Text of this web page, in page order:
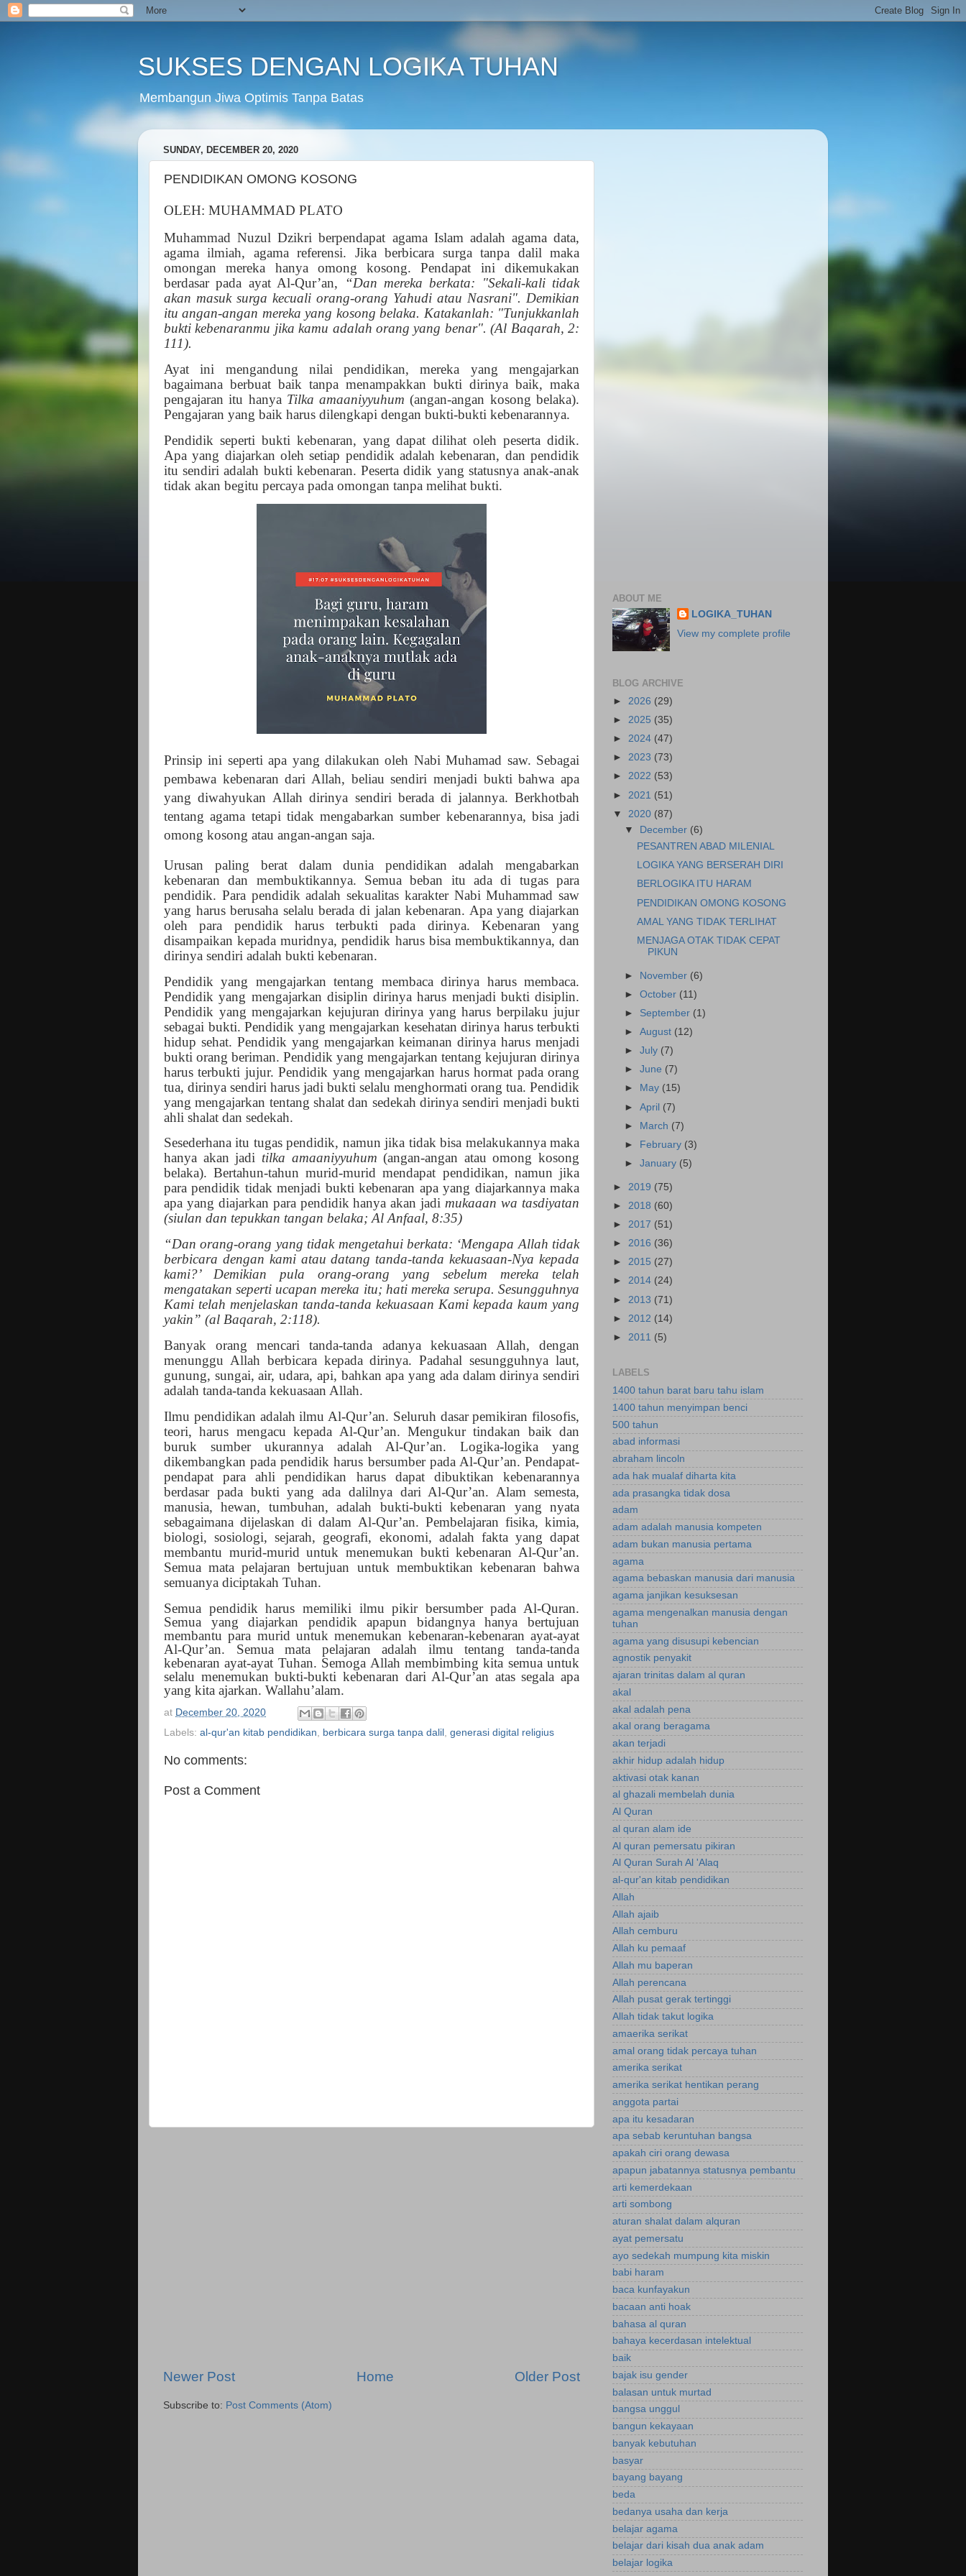
SUKSES DENGAN LOGIKA TUHAN
Membangun Jiwa Optimis Tanpa Batas
SUNDAY, DECEMBER 20, 2020
PENDIDIKAN OMONG KOSONG
OLEH: MUHAMMAD PLATO
Muhammad Nuzul Dzikri berpendapat agama Islam adalah agama data,
agama ilmiah, agama referensi. Jika berbicara surga tanpa dalil maka
omongan mereka hanya omong kosong. Pendapat ini dikemukakan
berdasar pada ayat Al-Qur’an,
“Dan mereka berkata: "Sekali-kali tidak
akan masuk surga kecuali orang-orang Yahudi atau Nasrani". Demikian
itu angan-angan mereka yang kosong belaka. Katakanlah: "Tunjukkanlah
bukti kebenaranmu jika kamu adalah orang yang benar". (Al Baqarah, 2:
111).
Ayat ini mengandung nilai pendidikan, mereka yang mengajarkan
bagaimana berbuat baik tanpa menampakkan bukti dirinya baik, maka
pengajaran itu hanya Tilka amaaniyyuhum (angan-angan kosong belaka).
Pengajaran yang baik harus dilengkapi dengan bukti-bukti kebenarannya.
Pendidik seperti bukti kebenaran, yang dapat dilihat oleh peserta didik.
Apa yang diajarkan oleh setiap pendidik adalah kebenaran, dan pendidik
itu sendiri adalah bukti kebenaran. Peserta didik yang statusnya anak-anak
tidak akan begitu percaya pada omongan tanpa melihat bukti.
Prinsip ini seperti apa yang dilakukan oleh Nabi Muhamad saw. Sebagai
pembawa kebenaran dari Allah, beliau sendiri menjadi bukti bahwa apa
yang diwahyukan Allah dirinya sendiri berada di jalannya. Berkhotbah
tentang agama tetapi tidak mengabarkan sumber kebenarannya, bisa jadi
omong kosong atau angan-angan saja.
Urusan paling berat dalam dunia pendidikan adalah mengabarkan
kebenaran dan membuktikannya. Semua beban itu ada di tugas para
pendidik. Para pendidik adalah sekualitas karakter Nabi Muhammad saw
yang harus berusaha selalu berada di jalan kebenaran. Apa yang diajarkan
oleh para pendidik harus terbukti pada dirinya. Kebenaran yang
disampaikan kepada muridnya, pendidik harus bisa membuktikannya, dan
dirinya sendiri adalah bukti kebenaran.
Pendidik yang mengajarkan tentang membaca dirinya harus membaca.
Pendidik yang mengajarkan disiplin dirinya harus menjadi bukti disiplin.
Pendidik yang mengajarkan kejujuran dirinya yang harus berpilaku jujur
sebagai bukti. Pendidik yang mengajarkan kesehatan dirinya harus terbukti
hidup sehat. Pendidik yang mengajarkan keimanan dirinya harus menjadi
bukti orang beriman. Pendidik yang mengajarkan tentang kejujuran dirinya
harus terbukti jujur. Pendidik yang mengajarkan harus hormat pada orang
tua, dirinya sendiri harus jadi bukti selalu menghormati orang tua. Pendidik
yang mengajarkan tentang shalat dan sedekah dirinya sendiri menjadi bukti
ahli shalat dan sedekah.
Sesederhana itu tugas pendidik, namun jika tidak bisa melakukannya maka
hanya akan jadi tilka amaaniyyuhum (angan-angan atau omong kosong
belaka). Bertahun-tahun murid-murid mendapat pendidikan, namun jika
para pendidik tidak menjadi bukti kebenaran apa yang diajarkannya maka
apa yang diajarkan para pendidik hanya akan jadimukaaan wa tasdiyatan
(siulan dan tepukkan tangan belaka; Al Anfaal, 8:35)
“Dan orang-orang yang tidak mengetahui berkata: ‘Mengapa Allah tidak
berbicara dengan kami atau datang tanda-tanda kekuasaan-Nya kepada
kami?’ Demikian pula orang-orang yang sebelum mereka telah
mengatakan seperti ucapan mereka itu; hati mereka serupa. Sesungguhnya
Kami telah menjelaskan tanda-tanda kekuasaan Kami kepada kaum yang
yakin” (al Baqarah, 2:118).
Banyak orang mencari tanda-tanda adanya kekuasaan Allah, dengan
menunggu Allah berbicara kepada dirinya. Padahal sesungguhnya laut,
gunung, sungai, air, udara, api, bahkan apa yang ada dalam dirinya sendiri
adalah tanda-tanda kekuasaan Allah.
Ilmu pendidikan adalah ilmu Al-Qur’an. Seluruh dasar pemikiran filosofis,
teori, harus mengacu kepada Al-Qur’an. Mengukur tindakan baik dan
buruk sumber ukurannya adalah Al-Qur’an. Logika-logika yang
dikembangkan pada pendidik harus bersumber pada Al-Qur’an. Pendapat-
pendapat para ahli pendidikan harus dapat dibuktikan kebenarannya
berdasar pada bukti yang ada dalilnya dari Al-Qur’an. Alam semesta,
manusia, hewan, tumbuhan, adalah bukti-bukti kebenaran yang nyata
sebagaimana dijelaskan di dalam Al-Qur’an. Pembelajaran fisika, kimia,
biologi, sosiologi, sejarah, geografi, ekonomi, adalah fakta yang dapat
membantu murid-murid untuk menemukan bukti kebenaran Al-Qur’an.
Semua mata pelajaran bertujuan untuk membuktikan kebenaran bahwa
semuanya diciptakah Tuhan.
Semua pendidik harus memiliki ilmu pikir bersumber pada Al-Quran.
Semua yang diajarkan pendidik apapun bidangnya hanya bertujuan
membantu para murid untuk menemukan kebenaran-kebenaran ayat-ayat
Al-Qur’an. Semua mata pelajaran adalah ilmu tentang tanda-tanda
kebenaran ayat-ayat Tuhan. Semoga Allah membimbing kita semua untuk
selalu menemukan bukti-bukti kebenaran dari Al-Qur’an atas segala apa
yang kita ajarkan. Wallahu’alam.
at December 20, 2020
Labels: al-qur'an kitab pendidikan, berbicara surga tanpa dalil , generasi digital religius
No comments:
Post a Comment
Newer Post Older Post
Home
Subscribe to: Post Comments (Atom)
ABOUT ME
LOGIKA_TUHAN
View my complete profile
BLOG ARCHIVE
► 2026 (29)
► 2025 (35)
► 2024 (47)
► 2023 (73)
► 2022 (53)
► 2021 (51)
▼ 2020 (87)
▼
December (6)
PESANTREN ABAD MILENIAL
LOGIKA YANG BERSERAH DIRI
BERLOGIKA ITU HARAM
PENDIDIKAN OMONG KOSONG
AMAL YANG TIDAK TERLIHAT
MENJAGA OTAK TIDAK CEPAT
PIKUN
► November (6)
►October (11)
► September (1)
►August (12)
►July (7)
►June (7)
►
May (15)
►April (7)
► March (7)
►
February (3)
►January (5)
► 2019 (75)
► 2018 (60)
► 2017 (51)
► 2016 (36)
► 2015 (27)
► 2014 (24)
► 2013 (71)
► 2012 (14)
► 2011 (5)
LABELS
1400 tahun barat baru tahu islam
1400 tahun menyimpan benci
500 tahun
abad informasi
abraham lincoln
ada hak mualaf diharta kita
ada prasangka tidak dosa
adam
adam adalah manusia kompeten
adam bukan manusia pertama
agama
agama bebaskan manusia dari manusia
agama janjikan kesuksesan
agama mengenalkan manusia dengan
tuhan
agama yang disusupi kebencian
agnostik penyakit
ajaran trinitas dalam al quran
akal
akal adalah pena
akal orang beragama
akan terjadi
akhir hidup adalah hidup
aktivasi otak kanan
al ghazali membelah dunia
Al Quran
al quran alam ide
Al quran pemersatu pikiran
Al Quran Surah Al 'Alaq
al-qur'an kitab pendidikan
Allah
Allah ajaib
Allah cemburu
Allah ku pemaaf
Allah mu baperan
Allah perencana
Allah pusat gerak tertinggi
Allah tidak takut logika
amaerika serikat
amal orang tidak percaya tuhan
amerika serikat
amerika serikat hentikan perang
anggota partai
apa itu kesadaran
apa sebab keruntuhan bangsa
apakah ciri orang dewasa
apapun jabatannya statusnya pembantu
arti kemerdekaan
arti sombong
aturan shalat dalam alquran
ayat pemersatu
ayo sedekah mumpung kita miskin
babi haram
baca kunfayakun
bacaan anti hoak
bahasa al quran
bahaya kecerdasan intelektual
baik
bajak isu gender
balasan untuk murtad
bangsa unggul
bangun kekayaan
banyak kebutuhan
basyar
bayang bayang
beda
bedanya usaha dan kerja
belajar agama
belajar dari kisah dua anak adam
belajar logika